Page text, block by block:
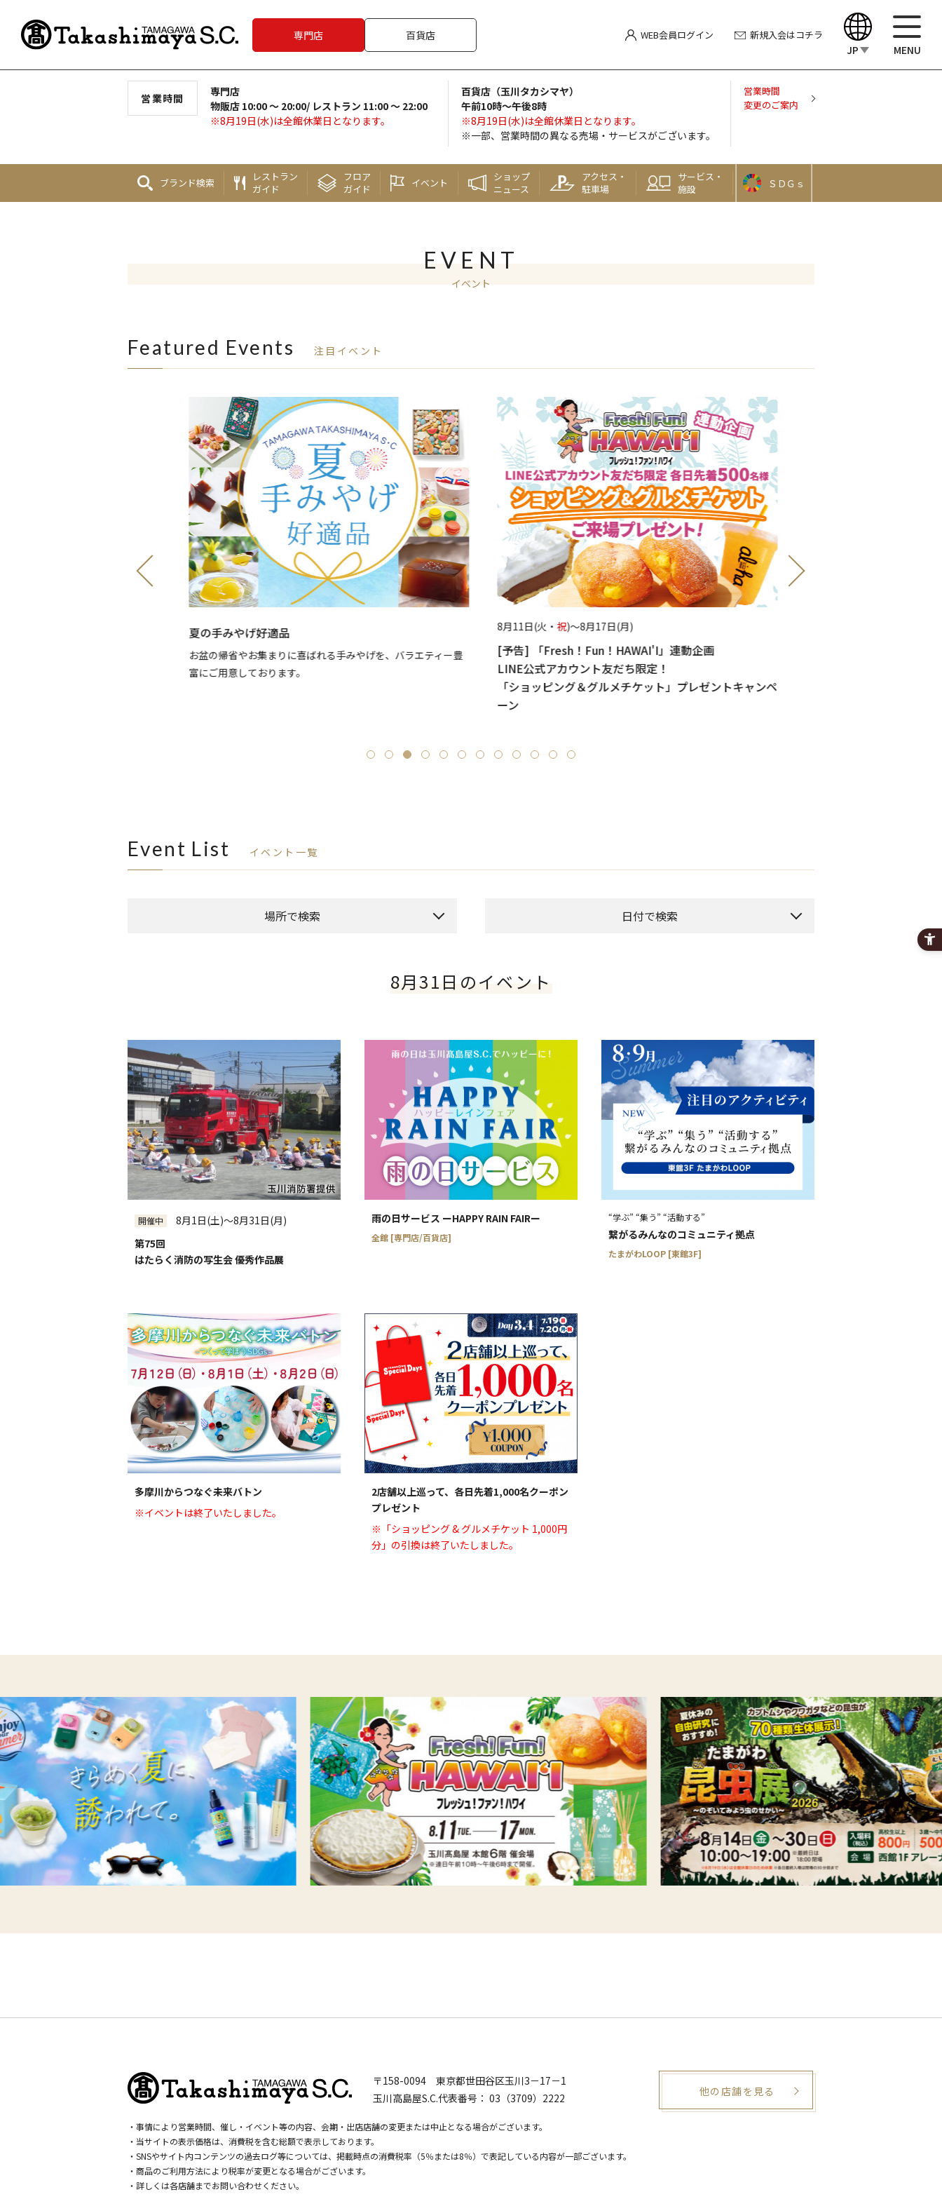
専門店 百貨店 WEB会員ログイン 新規入会はコチラ
JP
中文（简体）
MENU
営業時間
専門店
物販店 10:00 ～ 20:00/ レストラン 11:00 ～ 22:00
※8月19日(水)は全館休業日となります。
百貨店（玉川タカシマヤ）
午前10時～午後8時
※8月19日(水)は全館休業日となります。
※一部、営業時間の異なる売場・サービスがございます。
営業時間
変更のご案内
ブランド検索
レストラン
ガイド
フロア
ガイド
イベント
ショップ
ニュース
アクセス・
駐車場
サービス・
施設
ＳＤＧｓ
EVENT
イベント
Featured Events 注目イベント
夏の手みやげ好適品
お盆の帰省やお集まりに喜ばれる手みやげを、バラエティー豊
富にご用意しております。
8月11日(火・祝 )～8月17日(月)
[予告] 「Fresh！Fun！HAWAI'I」連動企画
LINE公式アカウント友だち限定！
「ショッピング＆グルメチケット」プレゼントキャンペ
ーン
Event List イベント一覧
場所で検索
ローズガーデン
ホワイトモール [南館6F]
フォレストガーデン[本館屋上]
PARK&TERRACE OSOTO [南館屋上]
催会場[本館タカシマヤ6F]
アートサロン[本館タカシマヤ5F]
玉川タカシマヤ食料品フロア [本館タカシマヤB1フーズシティ]
全件表示
日付で検索
2
4 5 6 7
11 12 13 14
15
16
18 19 20 21
22
23
25 26 27 28
29
30
～ 絞り込む
8月31日のイベント
開催中
8月1日(土)～8月31日(月)
第75回
はたらく消防の写生会 優秀作品展
雨の日サービス ーHAPPY RAIN FAIRー
全館 [専門店/百貨店]
“学ぶ” “集う” “活動する”
繋がるみんなのコミュニティ拠点
たまがわLOOP [東館3F]
多摩川からつなぐ未来バトン
※イベントは終了いたしました。
2店舗以上巡って、各日先着1,000名クーポン
プレゼント
※「ショッピング & グルメチケット 1,000円
分」の引換は終了いたしました。
〒158-0094 東京都世田谷区玉川3－17－1
玉川高島屋S.C.代表番号： 03（3709）2222 他の店舗を見る
・事情により営業時間、催し・イベント等の内容、会期・出店店舗の変更または中止となる場合がございます。
・当サイトの表示価格は、消費税を含む総額で表示しております。
・SNSやサイト内コンテンツの過去ログ等については、掲載時点の消費税率（5％または8％）で表記している内容が一部ございます。
・商品のご利用方法により税率が変更となる場合がございます。
・詳しくは各店舗までお問い合わせください。